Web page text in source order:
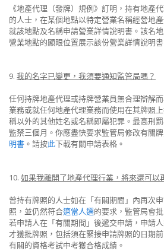
《地產代理（發牌）規例》訂明，持有地產
的人士，在某個地點以特定營業名稱經營地
就該地點及名稱申請營業詳情說明書。該名
營業地點的顯眼位置展示該份營業詳情說明書
9. 我的名字已變更，我須要通知監管局嗎？
任何持牌地產代理或持牌營業員無合理辯解
業務或就任何地產代理業務而使用在其牌照
稱以外的其他姓名或名稱即屬犯罪。最高刑
監禁三個月。你應盡快要求監管局修改有關
明書 。請按此下載有關申請表格。
10. 如果我離開了地產代理行業，將來還可以
曾持有牌照的人士如在「有關期間」內再次
照，並仍然符合適當人選的要求，監管局會
若申請人在「有關期間」後遞交申請，申請
才獲批牌照，包括須在緊接申請牌照的日期
有關的資格考試中考獲合格成績。